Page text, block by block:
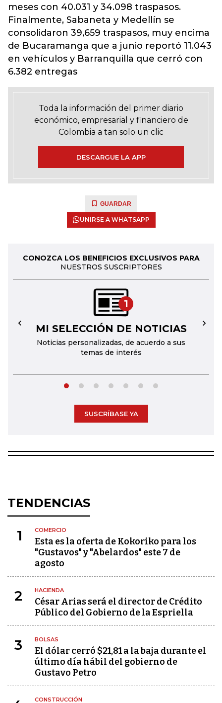
meses con 40.031 y 34.098 traspasos.
Finalmente, Sabaneta y Medellín se
consolidaron 39,659 traspasos, muy encima
de Bucaramanga que a junio reportó 11.043
en vehículos y Barranquilla que cerró con
6.382 entregas
Toda la información del primer diario
económico, empresarial y financiero de
Colombia a tan solo un clic
DESCARGUE LA APP
GUARDAR
UNIRSE A WHATSAPP
CONOZCA LOS BENEFICIOS EXCLUSIVOS PARA
NUESTROS SUSCRIPTORES
1
MI SELECCIÓN DE NOTICIAS
Noticias personalizadas, de acuerdo a sus
temas de interés
← →
SUSCRÍBASE YA
TENDENCIAS
1 COMERCIO
Esta es la oferta de Kokoriko para los
"Gustavos" y "Abelardos" este 7 de
agosto
2 HACIENDA
César Arias será el director de Crédito
Público del Gobierno de la Espriella
3 BOLSAS
El dólar cerró $21,81 a la baja durante el
último día hábil del gobierno de
Gustavo Petro
CONSTRUCCIÓN